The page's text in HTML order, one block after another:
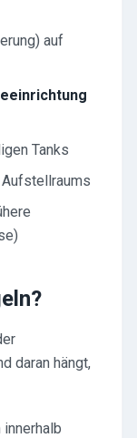
auf
Tanks
daran hängt,